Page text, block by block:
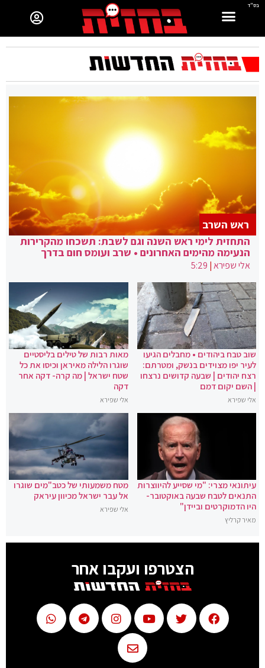
בס"ד
התחזית לימי ראש השנה וגם לשבת: תשכחו מהקרירות
הנעימה מהימים האחרונים • שרב ועומס חום בדרך
אלי שפירא|
5:29
ראש השרב
שוב טבח ביהודים • מחבלים הגיעו
לעיר יפו מצוידים בנשק, ומטרתם:
רצח יהודים | שבעה קדושים נרצחו
| השם יקום דמם
אלי שפירא
מאות רבות של טילים בליסטיים
שוגרו הלילה מאיראן וכיסו את כל
שטח ישראל | מה קרה- דקה אחר
דקה
אלי שפירא
עיתונאי מצרי: "מי שסייע להיווצרות
התנאים לטבח שבעה באוקטובר-
היו הדמוקרטים וביידן"
מאיר קרליץ
מטח משמעותי של כטב"מים שוגרו
אל עבר ישראל מכיוון עיראק
אלי שפירא
הצטרפו ועקבו אחר